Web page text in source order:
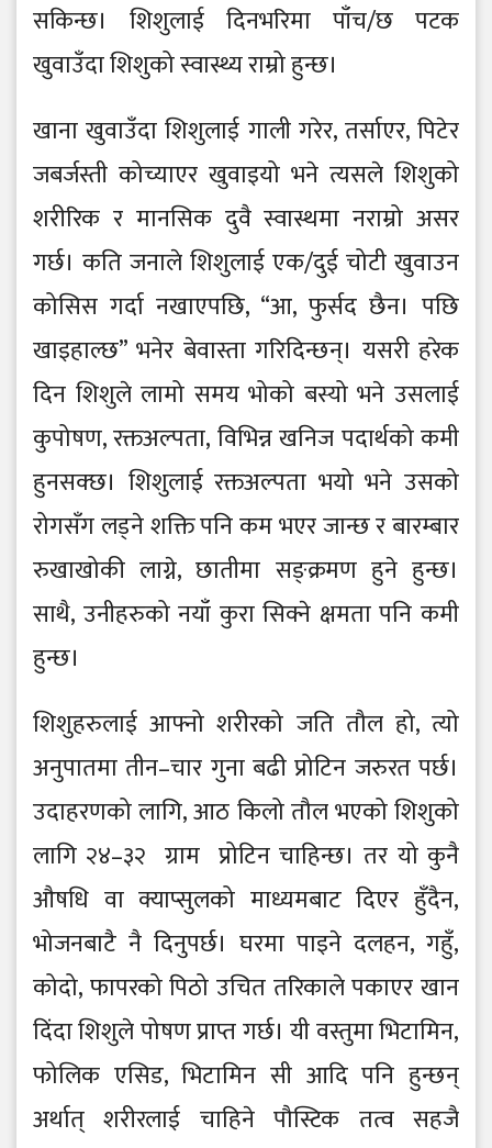
सकिन्छ। शिशुलाई दिनभरिमा पाँच/छ पटक
खुवाउँदा शिशुको स्वास्थ्य राम्रो हुन्छ।
खाना खुवाउँदा शिशुलाई गाली गरेर, तर्साएर, पिटेर
जबर्जस्ती कोच्याएर खुवाइयो भने त्यसले शिशुको
शरीरिक र मानसिक दुवै स्वास्थमा नराम्रो असर
गर्छ। कति जनाले शिशुलाई एक/दुई चोटी खुवाउन
कोसिस गर्दा नखाएपछि, “आ, फुर्सद छैन। पछि
खाइहाल्छ” भनेर बेवास्ता गरिदिन्छन्। यसरी हरेक
दिन शिशुले लामो समय भोको बस्यो भने उसलाई
कुपोषण, रक्तअल्पता, विभिन्न खनिज पदार्थको कमी
हुनसक्छ। शिशुलाई रक्तअल्पता भयो भने उसको
रोगसँग लड्ने शक्ति पनि कम भएर जान्छ र बारम्बार
रुखाखोकी लाग्ने, छातीमा सङ्क्रमण हुने हुन्छ।
साथै, उनीहरुको नयाँ कुरा सिक्ने क्षमता पनि कमी
हुन्छ।
शिशुहरुलाई आफ्नो शरीरको जति तौल हो, त्यो
अनुपातमा तीन–चार गुना बढी प्रोटिन जरुरत पर्छ।
उदाहरणको लागि, आठ किलो तौल भएको शिशुको
लागि २४–३२ ग्राम प्रोटिन चाहिन्छ। तर यो कुनै
औषधि वा क्याप्सुलको माध्यमबाट दिएर हुँदैन,
भोजनबाटै नै दिनुपर्छ। घरमा पाइने दलहन, गहुँ,
कोदो, फापरको पिठो उचित तरिकाले पकाएर खान
दिंदा शिशुले पोषण प्राप्त गर्छ। यी वस्तुमा भिटामिन,
फोलिक एसिड, भिटामिन सी आदि पनि हुन्छन्
अर्थात् शरीरलाई चाहिने पौस्टिक तत्व सहजै